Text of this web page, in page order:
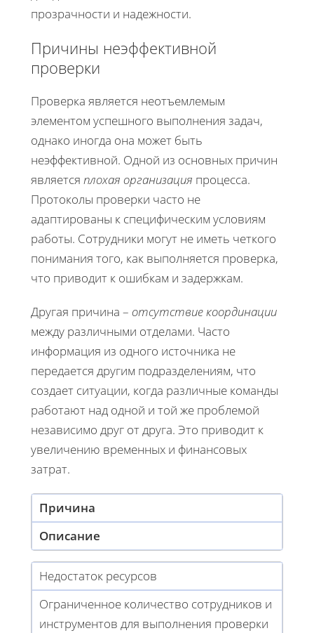
прозрачности и надежности.
Причины неэффективной
проверки
Проверка является неотъемлемым
элементом успешного выполнения задач,
однако иногда она может быть
неэффективной. Одной из основных причин
является плохая организация процесса.
Протоколы проверки часто не
адаптированы к специфическим условиям
работы. Сотрудники могут не иметь четкого
понимания того, как выполняется проверка,
что приводит к ошибкам и задержкам.
Другая причина – отсутствие координации
между различными отделами. Часто
информация из одного источника не
передается другим подразделениям, что
создает ситуации, когда различные команды
работают над одной и той же проблемой
независимо друг от друга. Это приводит к
увеличению временных и финансовых
затрат.
Причина
Описание
Недостаток ресурсов
Ограниченное количество сотрудников и
инструментов для выполнения проверки